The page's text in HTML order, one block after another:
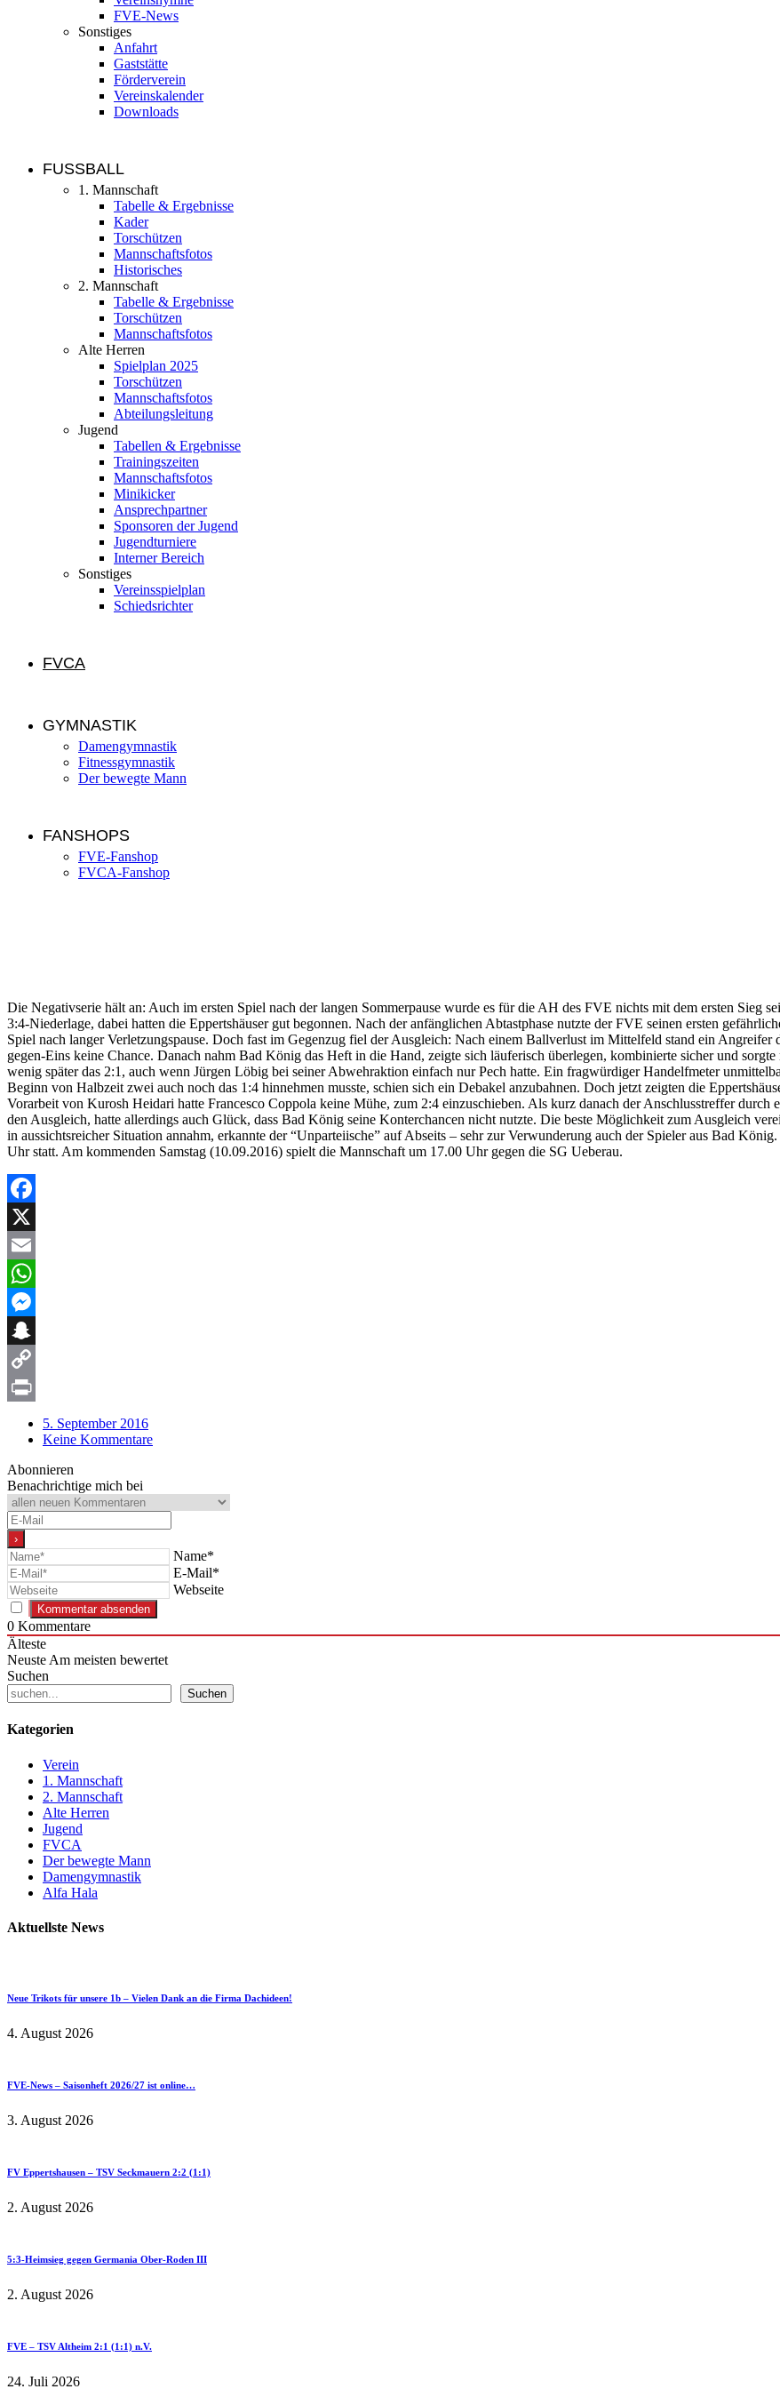
FVE-News
Sonstiges
Anfahrt
Gaststätte
Förderverein
Vereinskalender
Downloads
FUSSBALL
1. Mannschaft
Tabelle & Ergebnisse
Kader
Torschützen
Mannschaftsfotos
Historisches
2. Mannschaft
Tabelle & Ergebnisse
Torschützen
Mannschaftsfotos
Alte Herren
Spielplan 2025
Torschützen
Mannschaftsfotos
Abteilungsleitung
Jugend
Tabellen & Ergebnisse
Trainingszeiten
Mannschaftsfotos
Minikicker
Ansprechpartner
Sponsoren der Jugend
Jugendturniere
Interner Bereich
Sonstiges
Vereinsspielplan
Schiedsrichter
FVCA
GYMNASTIK
Damengymnastik
Fitnessgymnastik
Der bewegte Mann
FANSHOPS
FVE-Fanshop
FVCA-Fanshop
Die Negativserie hält an: Auch im ersten Spiel nach der langen Sommerpause wurde es für die AH des FVE nichts mit dem ersten Sieg
3:4-Niederlage, dabei hatten die Eppertshäuser gut begonnen. Nach der anfänglichen Abtastphase nutzte der FVE seinen ersten
Spiel nach langer Verletzungspause. Doch fast im Gegenzug fiel der Ausgleich: Nach einem Ballverlust im Mittelfeld stand ein
gegen-Eins keine Chance. Danach nahm Bad König das Heft in die Hand, zeigte sich läuferisch überlegen, kombinierte sicher und
wenig später das 2:1, auch wenn Jürgen Löbig bei seiner Abwehraktion einfach nur Pech hatte. Ein fragwürdiger Handelfmeter
Beginn von Halbzeit zwei auch noch das 1:4 hinnehmen musste, schien sich ein Debakel anzubahnen. Doch jetzt zeigten die
Vorarbeit von Kurosh Heidari hatte Francesco Coppola keine Mühe, zum 2:4 einzuschieben. Als kurz danach der Anschlusstreffer
den Ausgleich, hatte allerdings auch Glück, dass Bad König seine Konterchancen nicht nutzte. Die beste Möglichkeit zum Ausgleich
in aussichtsreicher Situation annahm, erkannte der “Unparteiische” auf Abseits – sehr zur Verwunderung auch der Spieler aus Bad
Uhr statt. Am kommenden Samstag (10.09.2016) spielt die Mannschaft um 17.00 Uhr gegen die SG Ueberau.
Facebook
X
Email
WhatsApp
Messenger
Snapchat
Copy
5. September 2016
Keine Kommentare
Abonnieren
Benachrichtige mich bei
Name*
E-Mail*
Webseite
0 Kommentare
Älteste
Neuste Am meisten bewertet
Suchen
Suchen
Kategorien
Verein
1. Mannschaft
2. Mannschaft
Alte Herren
Jugend
FVCA
Der bewegte Mann
Damengymnastik
Alfa Hala
Aktuellste News
Neue Trikots für unsere 1b – Vielen Dank an die Firma Dachideen!
4. August 2026
FVE-News – Saisonheft 2026/27 ist online…
3. August 2026
FV Eppertshausen – TSV Seckmauern 2:2 (1:1)
2. August 2026
5:3-Heimsieg gegen Germania Ober-Roden III
2. August 2026
FVE – TSV Altheim 2:1 (1:1) n.V.
24. Juli 2026